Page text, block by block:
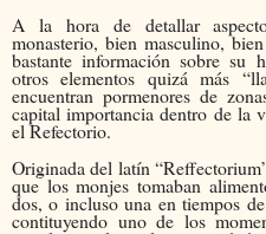
A la hora de detallar
monasterio, bien masculino,
bastante información sobre su
otros elementos quizá más
encuentran pormenores de
capital importancia dentro de la
el Refectorio.
Originada del latín
que los monjes tomaban
dos, o incluso una en tiempos
contituyendo uno de los